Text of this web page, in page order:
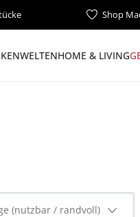
Shop
HOME & LIVING
(nutzbar / randvoll)